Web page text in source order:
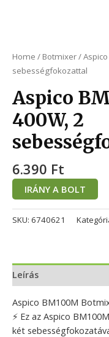
Home / Botmixer/
sebességfokozattal
Aspico
400W, 2
6.390 Ft
IRÁNY A BOLT
SKU: 6740621
Leírás
Aspico BM100M
⚡ Ez az Aspico
két